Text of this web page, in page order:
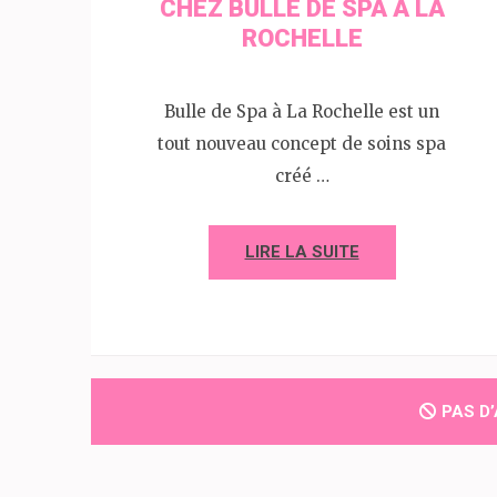
CHEZ BULLE DE SPA À LA
ROCHELLE
Bulle de Spa à La Rochelle est un
tout nouveau concept de soins spa
créé …
LIRE LA SUITE
PAS